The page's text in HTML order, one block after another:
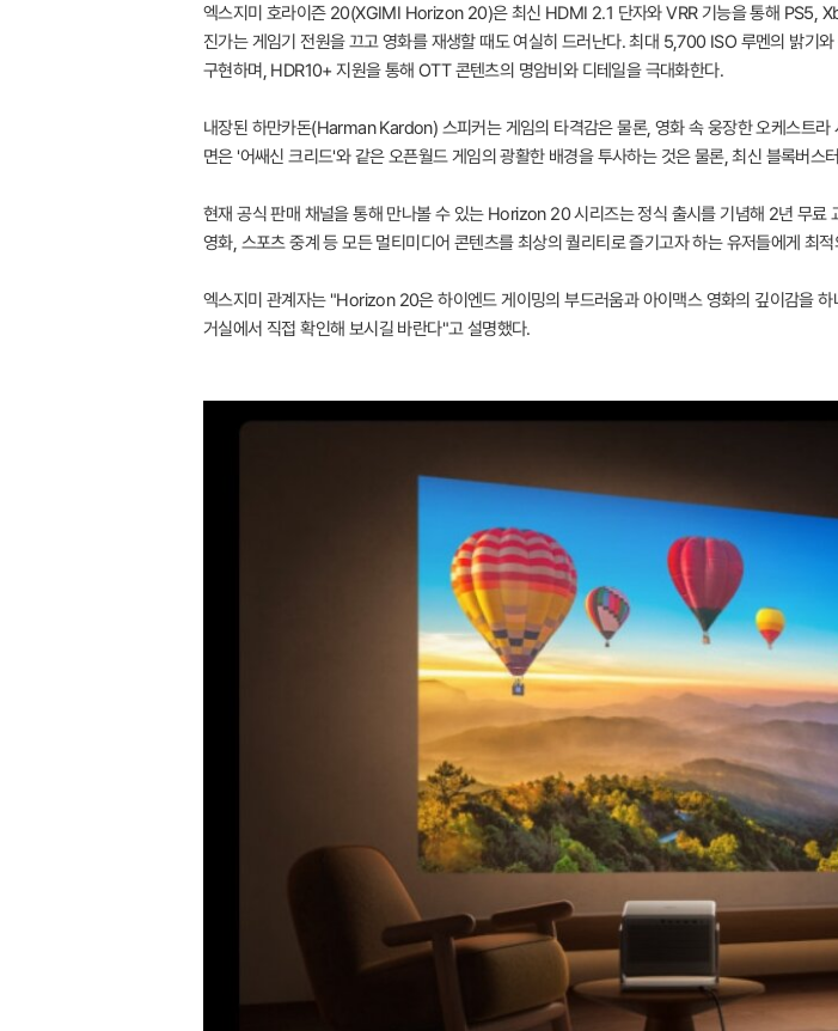
엑스지미 호라이즌 20(XGIMI Horizon 20)은 최신 HDMI 2.1 단자와 VRR 기능을 통해 PS5,
진가는 게임기 전원을 끄고 영화를 재생할 때도 여실히 드러난다. 최대 5,700 ISO 루멘의 밝기
구현하며, HDR10+ 지원을 통해 OTT 콘텐츠의 명암비와 디테일을 극대화한다.
내장된 하만카돈(Harman Kardon) 스피커는 게임의 타격감은 물론, 영화 속 웅장한 오케스트
면은 '어쌔신 크리드'와 같은 오픈월드 게임의 광활한 배경을 투사하는 것은 물론, 최신 블록버
현재 공식 판매 채널을 통해 만나볼 수 있는 Horizon 20 시리즈는 정식 출시를 기념해 2년 무
영화, 스포츠 중계 등 모든 멀티미디어 콘텐츠를 최상의 퀄리티로 즐기고자 하는 유저들에게 최
엑스지미 관계자는 "Horizon 20은 하이엔드 게이밍의 부드러움과 아이맥스 영화의 깊이감을
거실에서 직접 확인해 보시길 바란다"고 설명했다.